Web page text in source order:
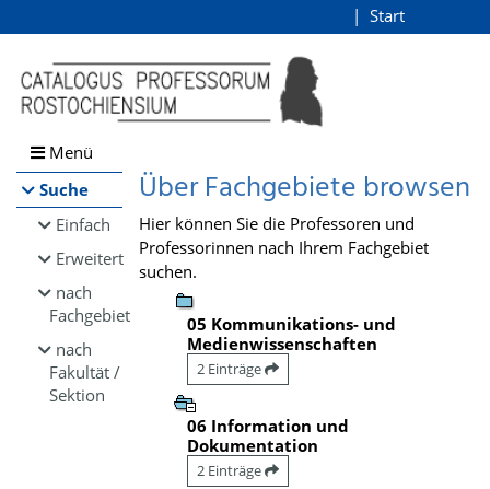
Browsen
direkt zum Inhalt
Start
Menü
Suche
Einfach
Erweitert
nach
Fachgebiet
nach
Fakultät /
Sektion
Über Fachgebiete browsen
Hier können Sie die Professoren und
Professorinnen nach Ihrem Fachgebiet
suchen.
05 Kommunikations- und
Medienwissenschaften
2 Einträge
06 Information und
Dokumentation
2 Einträge